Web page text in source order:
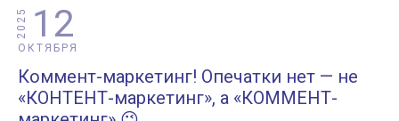
12
ОКТЯБРЯ
2025
Коммент-маркетинг! Опечатки нет — не
«КОНТЕНТ-маркетинг», а «КОММЕНТ-